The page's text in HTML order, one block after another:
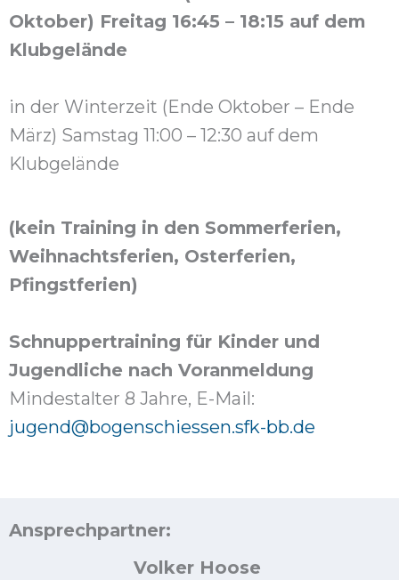
Oktober) Freitag 16:45 – 18:15 auf dem
Klubgelände
in der Winterzeit (Ende Oktober – Ende
März) Samstag 11:00 – 12:30 auf dem
Klubgelände
(kein Training in den Sommerferien,
Weihnachtsferien, Osterferien,
Pfingstferien)
Schnuppertraining für Kinder und
Jugendliche nach Voranmeldung
Mindestalter 8 Jahre, E-Mail:
jugend@bogenschiessen.sfk-bb.de
Ansprechpartner:
Volker Hoose